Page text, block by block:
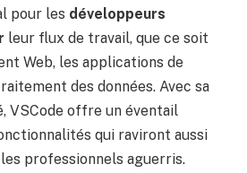
pour les développeurs
leur flux de travail, que ce soit
Web, les applications de
des données. Avec sa
VSCode offre un éventail
qui raviront aussi
professionnels aguerris.